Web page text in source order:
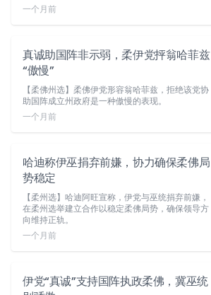
一个月前
真诚助国阵非示弱，柔伊党抨翁哈菲兹
“傲慢”
【柔佛州选】柔佛伊党形容翁哈菲兹，拒绝该党协
助国阵成立州政府是一种傲慢的表现。
一个月前
哈迪称伊巫捐弃前嫌，协力确保柔佛局
势稳定
【柔州选】哈迪阿旺宣称，伊党与巫统捐弃前嫌，
在柔州选举建立合作以稳定柔佛局势，确保领导方
向维持正轨。
一个月前
伊党“真诚”支持国阵执政柔佛，冀巫统